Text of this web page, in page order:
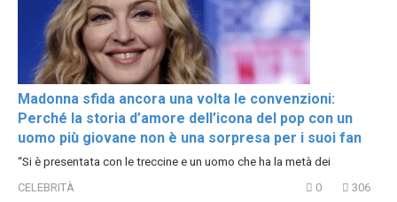
Madonna sfida ancora una volta le convenzioni:
Perché la storia d’amore dell’icona del pop con un
uomo più giovane non è una sorpresa per i suoi fan
“Si è presentata con le treccine e un uomo che ha la metà dei
CELEBRITÀ 0 306